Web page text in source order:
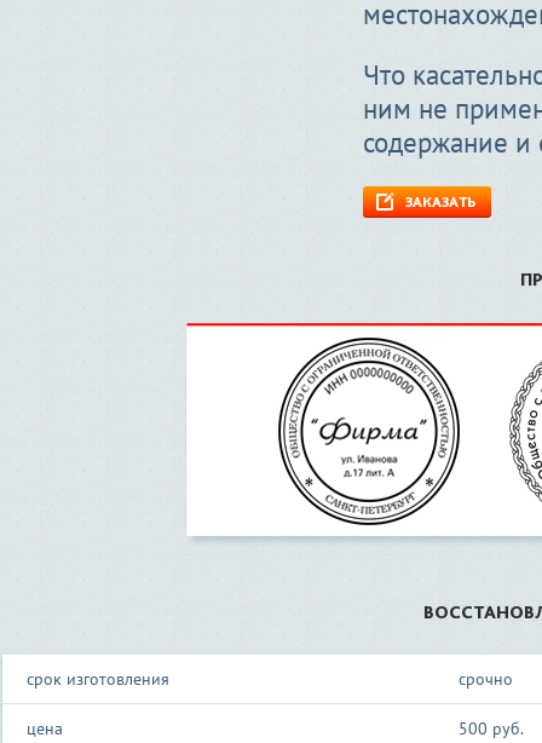
Что
ним не
содержание
ЗАКАЗАТЬ
срок изготовления срочно
цена 500 руб.